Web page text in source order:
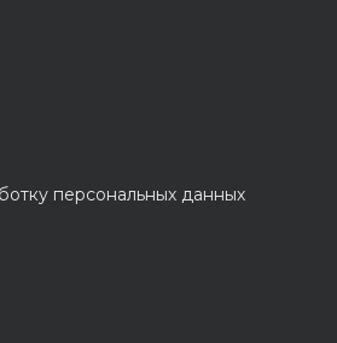
персональных данных